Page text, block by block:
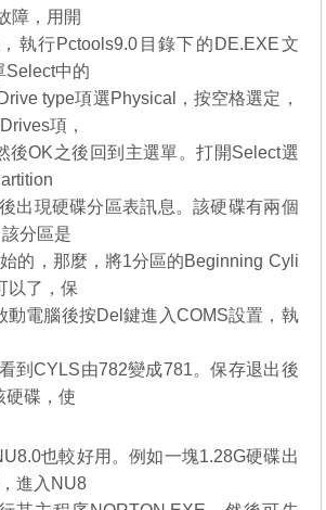
障，用開
執行Pctools9.0目錄下的DE.EXE文
Select中的
type項選Physical，按空格選定，
項，
後OK之後回到主選單。打開Select選
出現硬碟分區表訊息。該硬碟有兩個
分區是
的，那麼，將1分區的Beginning Cyli
以了，保
動電腦後按Del鍵進入COMS設置，執
到CYLS由782變成781。保存退出後
硬碟，使
也較好用。例如一塊1.28G硬碟出
進入NU8